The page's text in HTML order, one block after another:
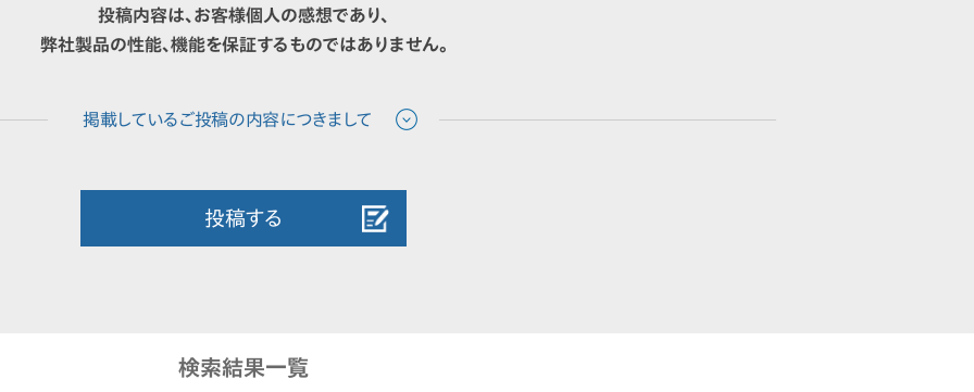
投稿内容は、お客様個人の感想であり、
弊社製品の性能、機能を保証するものではありません。
投稿する
検索結果一覧